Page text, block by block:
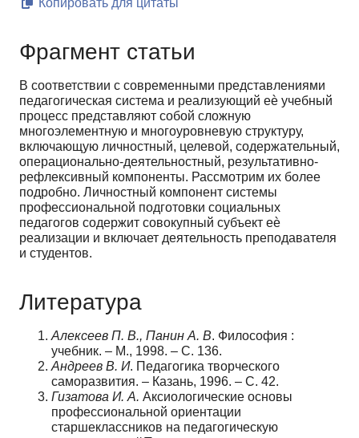
Копировать для цитаты
Фрагмент статьи
В соответствии с современными представлениями
педагогическая система и реализующий еѐ учебный
процесс представляют собой сложную
многоэлементную и многоуровневую структуру,
включающую личностный, целевой, содержательный,
операционально-деятельностный, результативно-
рефлексивный компоненты. Рассмотрим их более
подробно. Личностный компонент системы
профессиональной подготовки социальных
педагогов содержит совокупный субъект еѐ
реализации и включает деятельность преподавателя
и студентов.
Литература
Алексеев П. В., Панин А. В. Философия :
учебник. – М., 1998. – С. 136.
Андреев В. И. Педагогика творческого
саморазвития. – Казань, 1996. – С. 42.
Гизатова И. А. Аксиологические основы
профессиональной ориентации
старшеклассников на педагогическую